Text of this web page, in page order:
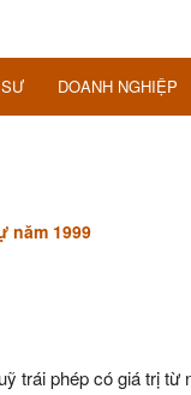
DOANH NGHIỆP
năm 1999
trái phép có giá trị